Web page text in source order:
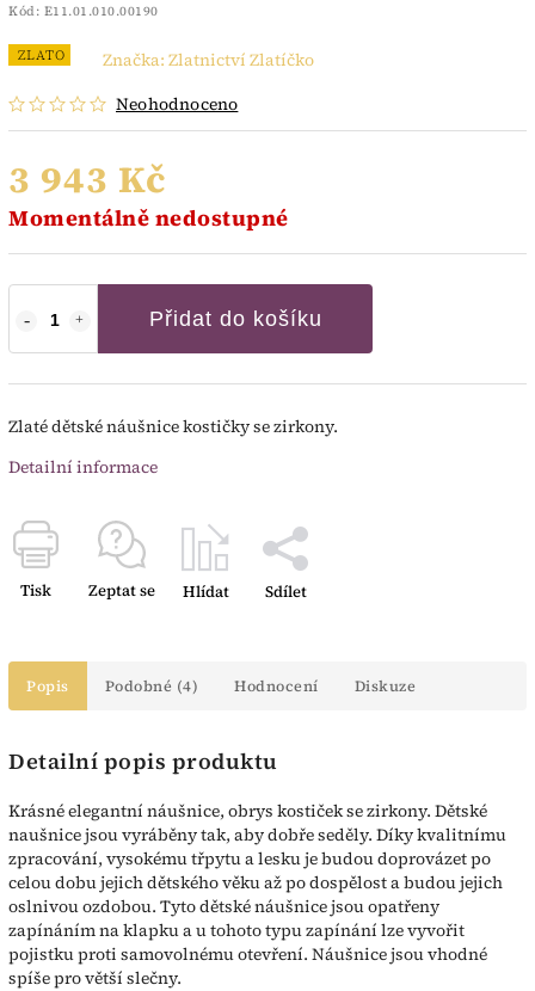
Kód: E11.01.010.00190
ZLATO
Neohodnoceno
Značka: Zlatnictví Zlatíčko
3 943 Kč
Momentálně nedostupné
Přidat do košíku
Zlaté dětské náušnice kostičky se zirkony.
Detailní informace
Tisk Zeptat se Hlídat Sdílet
Popis Podobné (4) Hodnocení Diskuze
Detailní popis produktu
Krásné elegantní náušnice, obrys kostiček se zirkony. Dětské
naušnice jsou vyráběny tak, aby dobře seděly. Díky kvalitnímu
zpracování, vysokému třpytu a lesku je budou doprovázet po
celou dobu jejich dětského věku až po dospělost a budou jejich
oslnivou ozdobou. Tyto dětské náušnice jsou opatřeny
zapínáním na klapku a u tohoto typu zapínání lze vyvořit
pojistku proti samovolnému otevření. Náušnice jsou vhodné
spíše pro větší slečny.